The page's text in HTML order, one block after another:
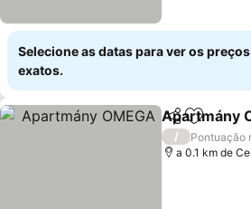
Selecione as datas para ver os preços
exatos.
Partilhar
Apartmány
/
Pontuação
a 0.1 km de